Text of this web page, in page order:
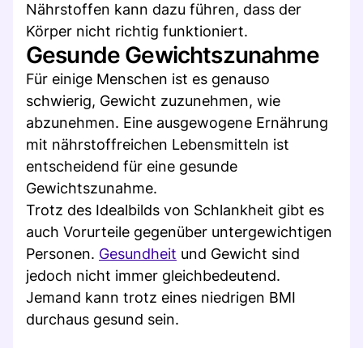
Nährstoffen kann dazu führen, dass der
Körper nicht richtig funktioniert.
Gesunde Gewichtszunahme
Für einige Menschen ist es genauso
schwierig, Gewicht zuzunehmen, wie
abzunehmen. Eine ausgewogene Ernährung
mit nährstoffreichen Lebensmitteln ist
entscheidend für eine gesunde
Gewichtszunahme.
Trotz des Idealbilds von Schlankheit gibt es
auch Vorurteile gegenüber untergewichtigen
Personen. Gesundheit und Gewicht sind
jedoch nicht immer gleichbedeutend.
Jemand kann trotz eines niedrigen BMI
durchaus gesund sein.